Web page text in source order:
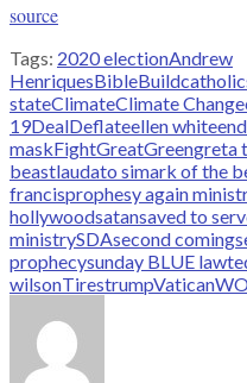
source
Tags: 2020 electionAndrew
HenriquesBibleBuild
stateClimateClimate Change
19DealDeflateellen white
maskFightGreatGreengreta
beastlaudato simark of the
francisprophesy again
hollywoodsatansaved to
ministrySDAsecond coming
prophecysunday BLUE law
wilsonTirestrumpVatican